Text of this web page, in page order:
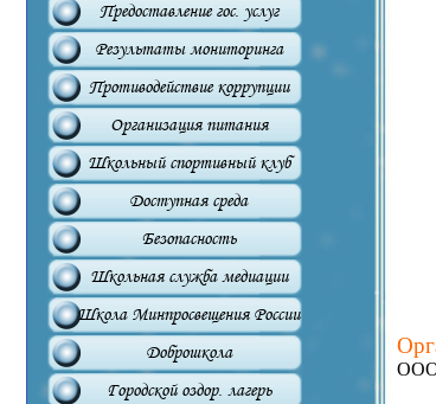
Предоставление гос. услуг
Результаты мониторинга
Противодействие коррупции
Организация питания
Школьный спортивный клуб
Доступная среда
Безопасность
Школьная служба медиации
Школа Минпросвещения России
Доброшкола
Городской оздор. лагерь
ООО